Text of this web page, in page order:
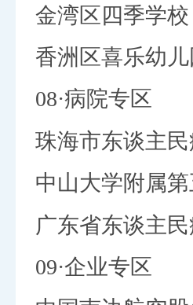
金湾区四季学校
香洲区喜乐幼儿
08·病院专区
珠海市东谈主
中山大学附属
广东省东谈主
09·企业专区